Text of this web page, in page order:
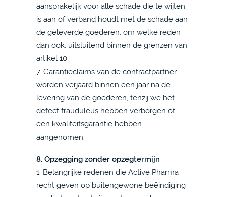
aansprakelijk voor alle schade die te wijten
is aan of verband houdt met de schade aan
de geleverde goederen, om welke reden
dan ook, uitsluitend binnen de grenzen van
artikel 10.
7. Garantieclaims van de contractpartner
worden verjaard binnen een jaar na de
levering van de goederen, tenzij we het
defect frauduleus hebben verborgen of
een kwaliteitsgarantie hebben
aangenomen.
8. Opzegging zonder opzegtermijn
1. Belangrijke redenen die Active Pharma
recht geven op buitengewone beëindiging